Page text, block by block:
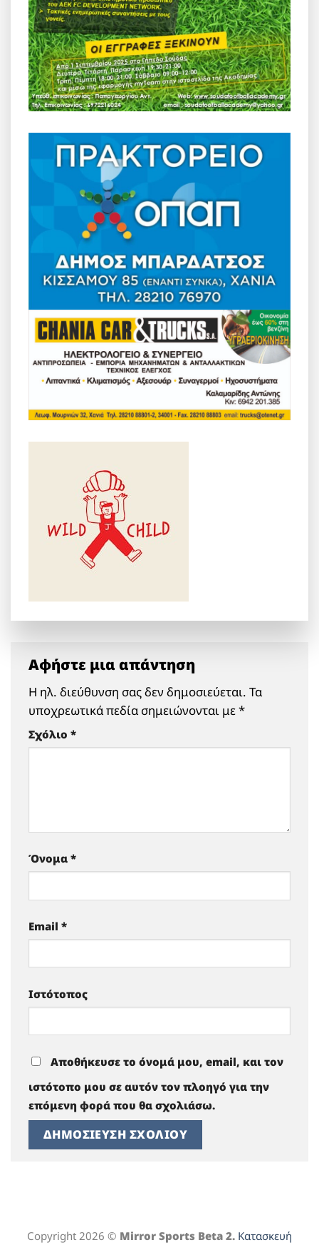
Αφήστε μια απάντηση
Η ηλ. διεύθυνση σας δεν δημοσιεύεται. Τα
υποχρεωτικά πεδία σημειώνονται με*
Σχόλιο *
Όνομα *
Email *
Ιστότοπος
Αποθήκευσε το όνομά μου, email, και τον
ιστότοπο μου σε αυτόν τον πλοηγό για την
επόμενη φορά που θα σχολιάσω.
Copyright 2026 © Mirror Sports Beta 2. Κατασκευή